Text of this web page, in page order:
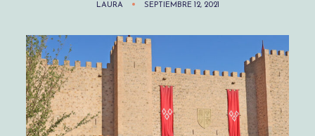
LAURA SEPTIEMBRE 12, 2021